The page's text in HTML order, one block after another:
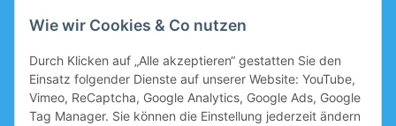
Wie wir Cookies & Co nutzen
Durch Klicken auf „Alle akzeptieren“ gestatten Sie den
Einsatz folgender Dienste auf unserer Website: YouTube,
Vimeo, ReCaptcha, Google Analytics, Google Ads, Google
Tag Manager. Sie können die Einstellung jederzeit ändern
Rufen Sie uns an!
office@eissport.at
Mitglied der WKO